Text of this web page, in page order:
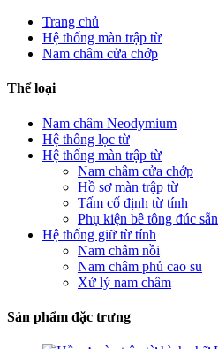
Trang chủ
Hệ thống màn trập từ
Nam châm cửa chớp
Thể loại
Nam châm Neodymium
Hệ thống lọc từ
Hệ thống màn trập từ
Nam châm cửa chớp
Hồ sơ màn trập từ
Tấm cố định từ tính
Phụ kiện bê tông đúc sẵn
Hệ thống giữ từ tính
Nam châm nồi
Nam châm phủ cao su
Xử lý nam châm
Sản phẩm đặc trưng